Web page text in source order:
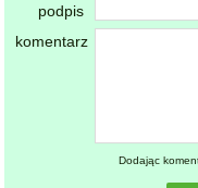
podpis
komentarz
Dodając